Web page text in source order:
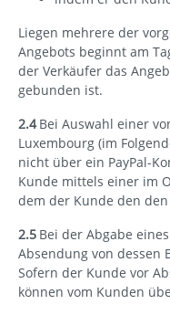
Liegen mehrere der
Angebots beginnt am
der Verkäufer das
gebunden ist.
2.4Bei Auswahl einer
Luxembourg (im
nicht über ein PayPal-
Kunde mittels einer im
dem der Kunde den
2.5 Bei der Abgabe
Absendung von dessen
Sofern der Kunde vor
können vom Kunden